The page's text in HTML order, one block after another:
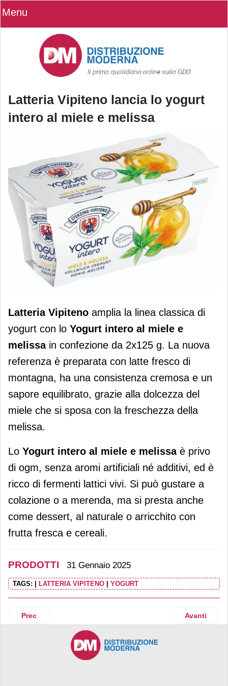
Menu
Latteria Vipiteno lancia lo yogurt
intero al miele e melissa
Latteria Vipiteno lancia lo yogurt
intero al miele e melissa
Latteria Vipiteno amplia la linea classica di
yogurt con lo Yogurt intero al miele e
melissain confezione da 2x125 g. La nuova
referenza è preparata con latte fresco di
montagna, ha una consistenza cremosa e un
sapore equilibrato, grazie alla dolcezza del
miele che si sposa con la freschezza della
melissa.
Lo Yogurt intero al miele e melissaè privo
di ogm, senza aromi artificiali né additivi, ed è
ricco di fermenti lattici vivi. Si può gustare a
colazione o a merenda, ma si presta anche
come dessert, al naturale o arricchito con
frutta fresca e cereali.
PRODOTTI 31 Gennaio 2025
TAGS: LATTERIA VIPITENO YOGURT
Articolo precedente: Apofruit presenta la gamma di ortaggi
Prec Articolo
Avanti